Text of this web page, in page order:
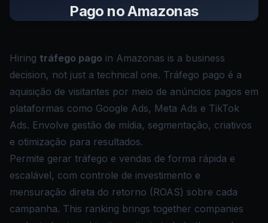
Pago no Amazonas
Hiring tráfego pago in Amazonas is a business
decision, not just a technical one. Tráfego pago é a
aquisição de visitantes por meio de anúncios pagos em
plataformas como Google Ads, Meta Ads e TikTok
Ads. Envolve gestão de mídia, segmentação, criativos
e otimização para resultados.
Permite gerar tráfego e vendas de forma rápida e
escalável, com controle de investimento e
mensuração direta do retorno (ROAS) sobre cada
campanha. This ranking brings together companies